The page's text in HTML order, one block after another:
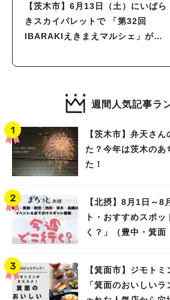
【茨木市】6月13日（土）にいばら
きスカイパレットで 「第32回
IBARAKIえきまえマルシェ」が開
週間人気記事ラ
【茨木市】弁天さ
た？今年は茨木のあ
た！
【北摂】8月1日～8
ト・おすすめスポ
く？」（豊中・箕
【箕面市】ジモト
「箕面のおいしい